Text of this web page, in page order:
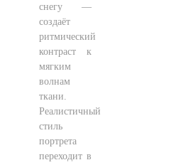
снегу —
создаёт
ритмический
контраст к
мягким
волнам
ткани.
Реалистичный
стиль
портрета
переходит в